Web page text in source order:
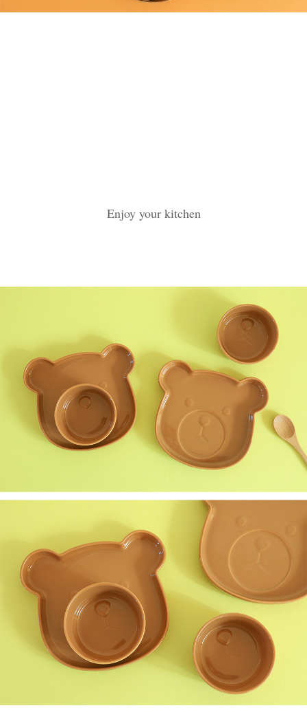
Enjoy your kitchen